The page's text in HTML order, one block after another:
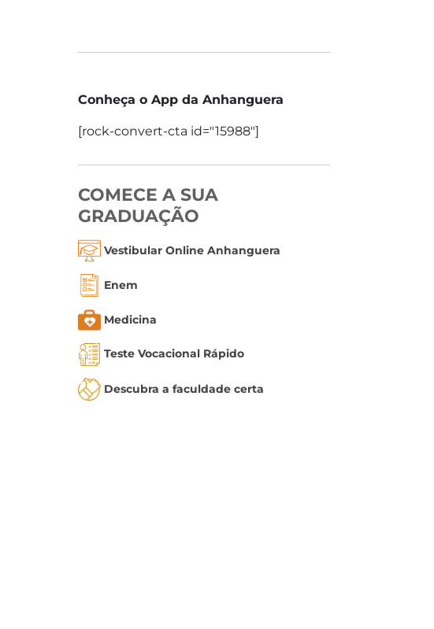
Conheça o App da Anhanguera
[rock-convert-cta id="15988"]
COMECE A SUA
GRADUAÇÃO
Vestibular Online Anhanguera
Enem
Medicina
Teste Vocacional Rápido
Descubra a faculdade certa